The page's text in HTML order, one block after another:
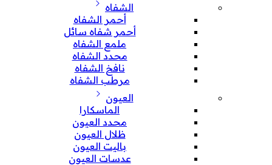
الشفاه
أحمر الشفاه
أحمر شفاه سائل
ملمع الشفاه
محدد الشفاه
نافخ الشفاه
مرطب الشفاه
العيون
الماسكارا
محدد العيون
ظلال العيون
باليت العيون
عدسات العيون